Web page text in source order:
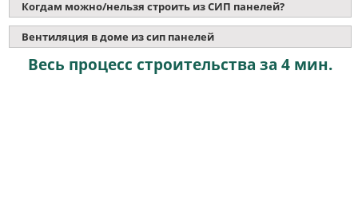
Когдам можно/нельзя строить из СИП панелей?
Вентиляция в доме из сип панелей
Весь процесс строительства за 4 мин.